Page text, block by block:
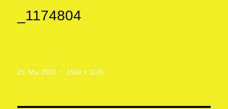
_1174804
25. Mai 2020 1500 × 1125